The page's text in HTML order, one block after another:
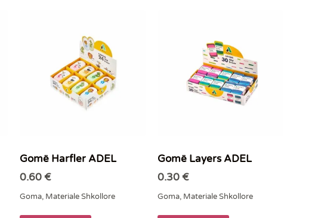
Gomë Harfler ADEL
0.60€
Goma, Materiale Shkollore
Gomë Layers ADEL
0.30€
Goma, Materiale Shkollore